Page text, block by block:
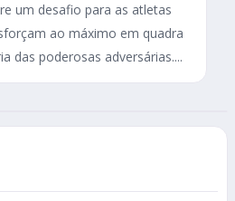
um desafio para as atletas
ao máximo em quadra
das poderosas adversárias....